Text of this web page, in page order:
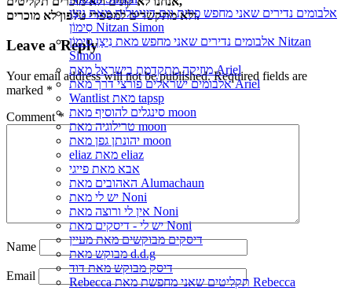
אלבומים נדירים שאני מחפש פיזית וגם דיגיטלית מאת נִיצָן
סִימוֹן Nitzan Simon
אלבומים נדירים שאני מחפש מאת נִיצָן סִימוֹן Nitzan
Simon
מוזיקה מתקדמת בישראל מאת Ariel
אלבומים ישראלים פורצי דרך מאת Ariel
Wantlist מאת tapsp
סינגלים להוסיף מאת moon
טרילוגיה מאת moon
יהונתן גפן מאת moon
eliaz מאת eliaz
אבא מאת פייגי
האהובים מאת Alumachaun
יש לי מאת Noni
אין לי ורוצה מאת Noni
יש לי - דיסקים מאת Noni
דיסקים מבוקשים מאת מעיין
מבוקש מאת d.d.g
דיסק מבוקש מאת דוד
Rebecca תקליטים שאני מחפשת מאת Rebecca
ולא מתקשרים למספרי טלפון לא מוכרים.
Leave a Reply
Your email address will not be published. Required fields are
marked *
Comment*
Name
Email